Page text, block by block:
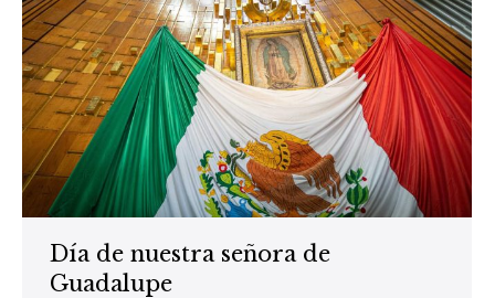
Día de nuestra señora de
Guadalupe